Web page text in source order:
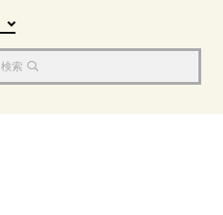
検索